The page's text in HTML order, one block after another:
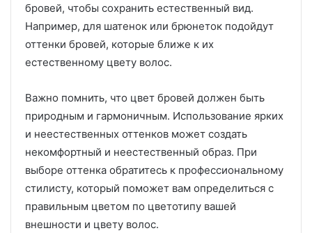
бровей, чтобы сохранить естественный вид.
Например, для шатенок или брюнеток подойдут
оттенки бровей, которые ближе к их
естественному цвету волос.
Важно помнить, что цвет бровей должен быть
природным и гармоничным. Использование ярких
и неестественных оттенков может создать
некомфортный и неестественный образ. При
выборе оттенка обратитесь к профессиональному
стилисту, который поможет вам определиться с
правильным цветом по цветотипу вашей
внешности и цвету волос.